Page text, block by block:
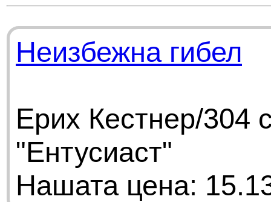
Неизбежна гибел
Ерих Кестнер/304
"Ентусиаст"
Нашата цена: